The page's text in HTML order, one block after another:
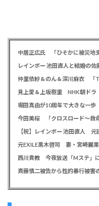
仲里依紗＆のん＆深川麻衣 「
堀田真由が10周年で大きな一
今田美桜 「クロスロード～救
【祝】レインボー 池田直人